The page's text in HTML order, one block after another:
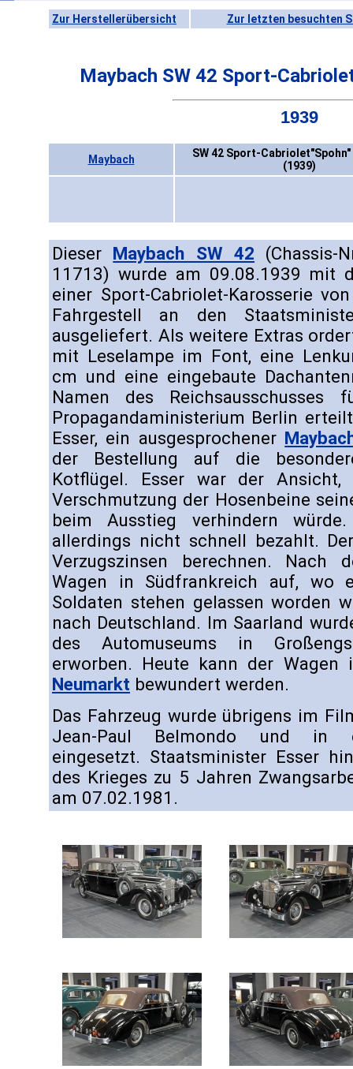
Zur Herstellerübersicht Zur letzten besuchten
Maybach SW 42 Sport-
1939
Maybach
SW 42 Sport-Cabriolet"Spohn"
(1939)
Dieser Maybach SW 42 (Chassis-
11713) wurde am 09.08.1939 mit
einer Sport-Cabriolet-Karosserie
Fahrgestell an den
ausgeliefert. Als weitere Extras
mit Leselampe im Font, eine
cm und eine eingebaute
Namen des Reichsausschusses
Propagandaministerium Berlin
Esser, ein ausgesprochener
der Bestellung auf die
Kotflügel. Esser war der
Verschmutzung der Hosenbeine
beim Ausstieg verhindern
allerdings nicht schnell bezahlt.
Verzugszinsen berechnen. Nach
Wagen in Südfrankreich auf, wo
Soldaten stehen gelassen worden
nach Deutschland. Im Saarland
des Automuseums in
erworben. Heute kann der
Neumarkt bewundert werden.
Das Fahrzeug wurde übrigens im
Jean-Paul Belmondo und in
eingesetzt. Staatsminister Esser
des Krieges zu 5 Jahren
am 07.02.1981.